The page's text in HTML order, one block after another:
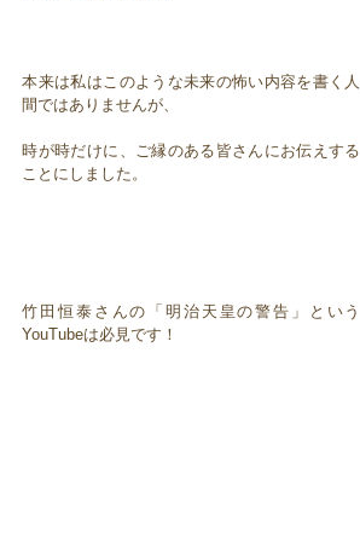
本来は私はこのような未来の怖い内容を書く人
間ではありませんが、
時が時だけに、ご縁のある皆さんにお伝えする
ことにしました。
竹田恒泰さんの「明治天皇の警告」という
YouTubeは必見です！